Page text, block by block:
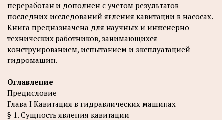
переработан и дополнен с учетом результатов
последних исследований явления кавитации в насосах.
Книга предназначена для научных и инженерно-
технических работников, занимающихся
конструированием, испытанием и эксплуатацией
гидромашин.
Оглавление
Предисловие
Глава I Кавитация в гидравлических машинах
§ 1. Сущность явления кавитации